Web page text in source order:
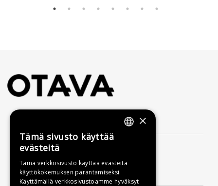
Kustannusosakeyhtiö Otava
Uudenmaankatu 10
00120 Helsinki
Asiakaspalvelu
×
Tämä sivusto käyttää
evästeitä
Tämä verkkosivusto käyttää evästeitä
käyttökokemuksen parantamiseksi.
Käyttämällä verkkosivustoamme hyväksyt